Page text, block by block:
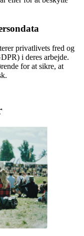
privatlivets fred og
i deres arbejde.
for at sikre, at